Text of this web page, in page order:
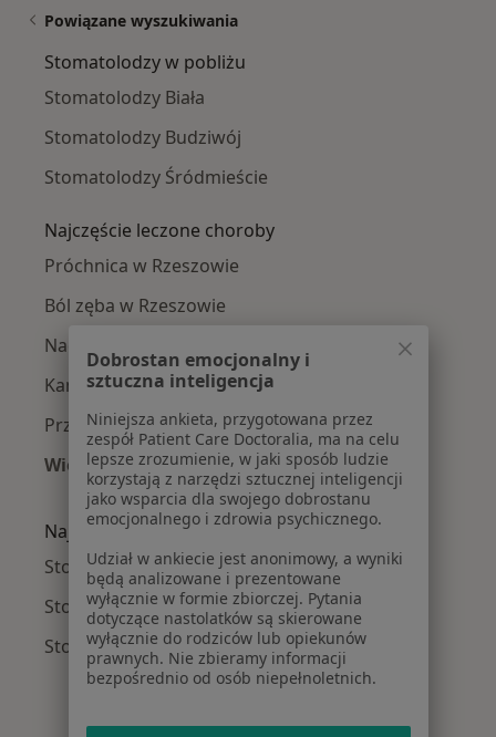
Powiązane wyszukiwania
Stomatolodzy w pobliżu
Stomatolodzy Biała
Stomatolodzy Budziwój
Stomatolodzy Śródmieście
Najczęście leczone choroby
Próchnica w Rzeszowie
Ból zęba w Rzeszowie
Nadwrażliwość zębów w Rzeszowie
Kamień nazębny w Rzeszowie
Przebarwienia zębów w Rzeszowie
Więcej (15)
Więcej w kategorii: Najczęście leczone
Najpopularniejsze ubezpieczenia
Stomatolodzy z NFZ w Rzeszowie
Stomatolodzy z Medicover w Rzeszowie
Stomatolodzy z Enel-med w Rzeszowie
Dobrostan emocjonalny i
sztuczna inteligencja
Niniejsza ankieta, przygotowana przez
zespół Patient Care Doctoralia, ma na celu
lepsze zrozumienie, w jaki sposób ludzie
korzystają z narzędzi sztucznej inteligencji
jako wsparcia dla swojego dobrostanu
emocjonalnego i zdrowia psychicznego.
Udział w ankiecie jest anonimowy, a wyniki
będą analizowane i prezentowane
wyłącznie w formie zbiorczej. Pytania
dotyczące nastolatków są skierowane
wyłącznie do rodziców lub opiekunów
prawnych. Nie zbieramy informacji
bezpośrednio od osób niepełnoletnich.